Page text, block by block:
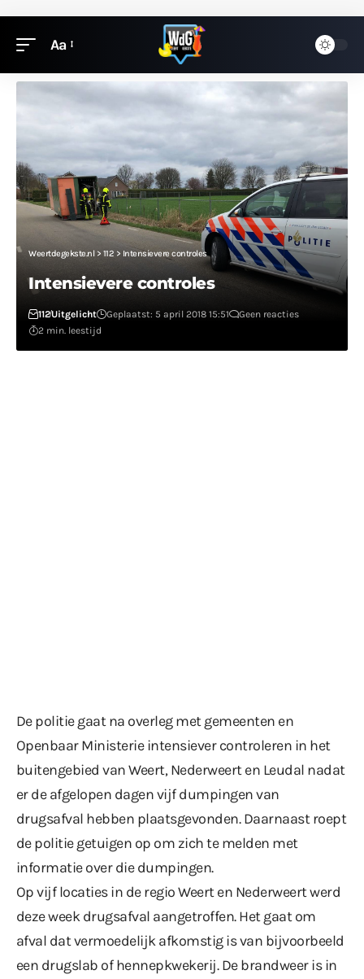
Aa
Weertdegekste.nl > 112 > Intensievere controles
Intensievere controles
112Uitgelicht Geplaatst: 5 april 2018 15:51
Geen reacties
2 min. leestijd
De politie gaat na overleg met gemeenten en
Openbaar Ministerie intensiever controleren in het
buitengebied van Weert, Nederweert en Leudal nadat
er de afgelopen dagen vijf dumpingen van
drugsafval hebben plaatsgevonden. Daarnaast roept
de politie getuigen op om zich te melden met
informatie over die dumpingen.
Op vijf locaties in de regio Weert en Nederweert werd
deze week drugsafval aangetroffen. Het gaat om
afval dat vermoedelijk afkomstig is van bijvoorbeeld
een drugslab of hennepkwekerij. De brandweer is in